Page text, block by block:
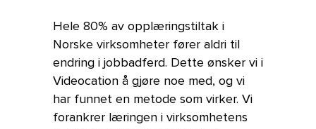
Hele 80% av opplæringstiltak i
Norske virksomheter fører aldri til
endring i jobbadferd. Dette ønsker vi i
Videocation å gjøre noe med, og vi
har funnet en metode som virker. Vi
forankrer læringen i virksomhetens